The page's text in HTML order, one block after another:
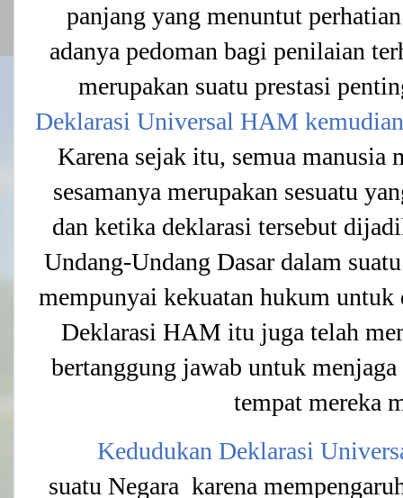
panjang yang menuntut
adanya pedoman bagi penilaian
merupakan suatu prestasi
Deklarasi Universal HAM
Karena sejak itu, semua manusia
sesamanya merupakan sesuatu
dan ketika deklarasi tersebut
Undang-Undang Dasar dalam
mempunyai kekuatan hukum untuk
Deklarasi HAM itu juga telah
bertanggung jawab untuk
tempat mereka
Kedudukan Deklarasi
suatu Negara karena